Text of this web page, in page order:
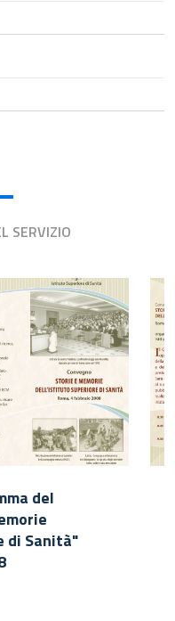
SERVIZIO
del
di Sanità"